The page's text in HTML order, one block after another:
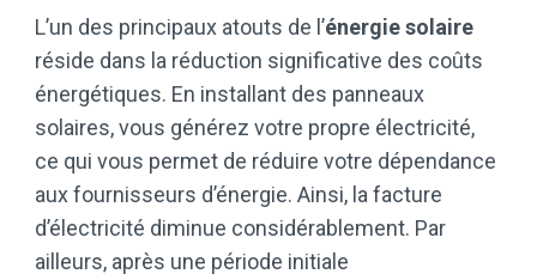
L’un des principaux atouts de l’énergie solaire
réside dans la réduction significative des coûts
énergétiques. En installant des panneaux
solaires, vous générez votre propre électricité,
ce qui vous permet de réduire votre dépendance
aux fournisseurs d’énergie. Ainsi, la facture
d’électricité diminue considérablement. Par
ailleurs, après une période initiale